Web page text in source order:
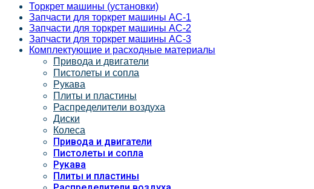
Торкрет машины (установки)
Запчасти для торкрет машины АС-1
Запчасти для торкрет машины АС-2
Запчасти для торкрет машины АС-3
Комплектующие и расходные материалы
Привода и двигатели
Пистолеты и сопла
Рукава
Плиты и пластины
Распределители воздуха
Диски
Колеса
Привода и двигатели
Пистолеты и сопла
Рукава
Плиты и пластины